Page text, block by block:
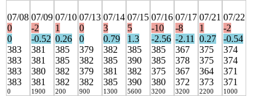
07/08
0
0
383
383
383
383
0
07/09
-2
-0.52
381
381
380
381
1900
07/10
1
0.26
385
385
382
382
200
07/13
0
0
379
382
379
382
900
07/14
3
0.79
382
385
381
385
1300
07/15
5
1.3
385
390
382
390
5600
07/16
-10
-2.56
385
385
375
380
3200
07/17
-8
-2.11
367
378
367
372
3200
07/21
1
0.27
375
375
364
373
2200
07/22
-2
-0.54
374
374
371
371
1000